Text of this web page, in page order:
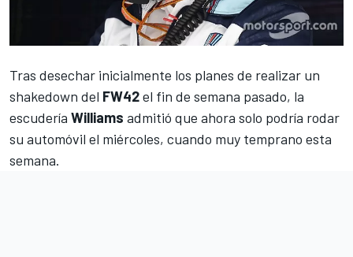
Tras desechar inicialmente los planes de realizar un
shakedown del FW42el fin de semana pasado, la
escudería Williams admitió que ahora solo podría rodar
su automóvil el miércoles, cuando muy temprano esta
semana.